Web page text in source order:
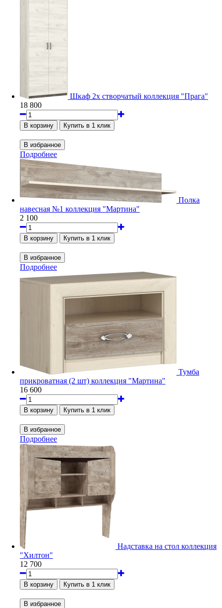
Шкаф 2х створчатый коллекция "Прага"
18 800
Подробнее
Полка
навесная №1 коллекция "Мартина"
2 100
Подробнее
Тумба
прикроватная (2 шт) коллекция "Мартина"
16 600
Подробнее
Надставка на стол коллекция
"Хилтон"
12 700